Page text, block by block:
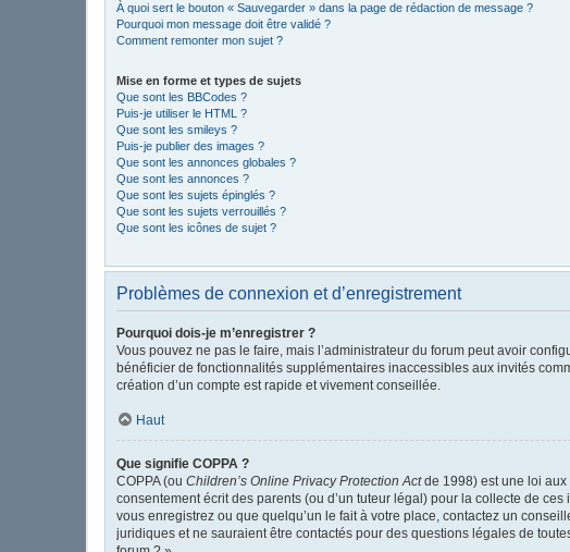
À quoi sert le bouton « Sauvegarder » dans la page de rédaction de message ?
Pourquoi mon message doit être validé ?
Comment remonter mon sujet ?
Mise en forme et types de sujets
Que sont les BBCodes ?
Puis-je utiliser le HTML ?
Que sont les smileys ?
Puis-je publier des images ?
Que sont les annonces globales ?
Que sont les annonces ?
Que sont les sujets épinglés ?
Que sont les sujets verrouillés ?
Que sont les icônes de sujet ?
Problèmes de connexion et d’enregistrement
Pourquoi dois-je m’enregistrer ?
Vous pouvez ne pas le faire, mais l’administrateur du forum peut avoir
bénéficier de fonctionnalités supplémentaires inaccessibles aux invités
création d’un compte est rapide et vivement conseillée.
Haut
Que signifie COPPA ?
COPPA (ou Children’s Online Privacy Protection Actde 1998) est une loi aux
consentement écrit des parents (ou d’un tuteur légal) pour la collecte de
vous enregistrez ou que quelqu’un le fait à votre place, contactez un
juridiques et ne sauraient être contactés pour des questions légales de